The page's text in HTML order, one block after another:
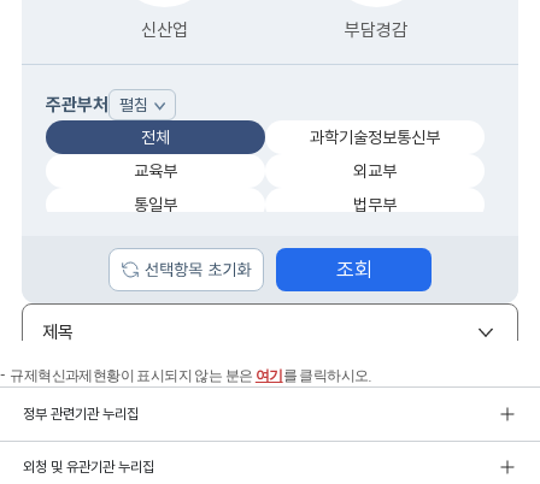
규제혁신과제현황이 표시되지 않는 분은 여기 를 클릭하시오.
정부 관련기관 누리집
외청 및 유관기관 누리집